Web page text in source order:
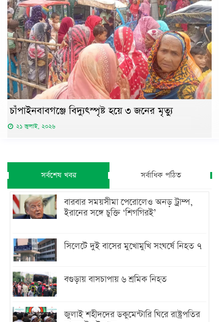
চাঁপাইনবাবগঞ্জে বিদ্যুৎস্পৃষ্ট হয়ে ৩ জনের মৃত্যু
২১ জুলাই, ২০২৬
সর্বশেষ খবর সর্বাধিক পঠিত
বারবার সময়সীমা পেরোলেও অনড় ট্রাম্প,
ইরানের সঙ্গে চুক্তি ‘শিগগিরই’
সিলেটে দুই বাসের মুখোমুখি সংঘর্ষে নিহত ৭
বগুড়ায় বাসচাপায় ৬ শ্রমিক নিহত
জুলাই শহীদদের ডকুমেন্টারি ঘিরে রাষ্ট্রপতির